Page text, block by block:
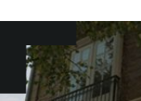
Portes
Portes
Portes
Usage
Fiscalité
L'ENTRETIEN